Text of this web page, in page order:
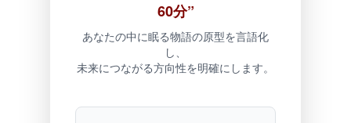
60分”
あなたの中に眠る物語の原型を言語化
し、
未来につながる方向性を明確にします。